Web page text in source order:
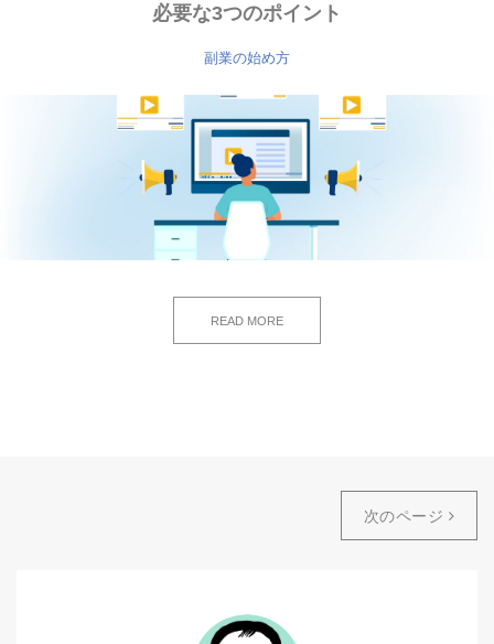
必要な3つのポイント
副業の始め方
READ MORE
次のページ